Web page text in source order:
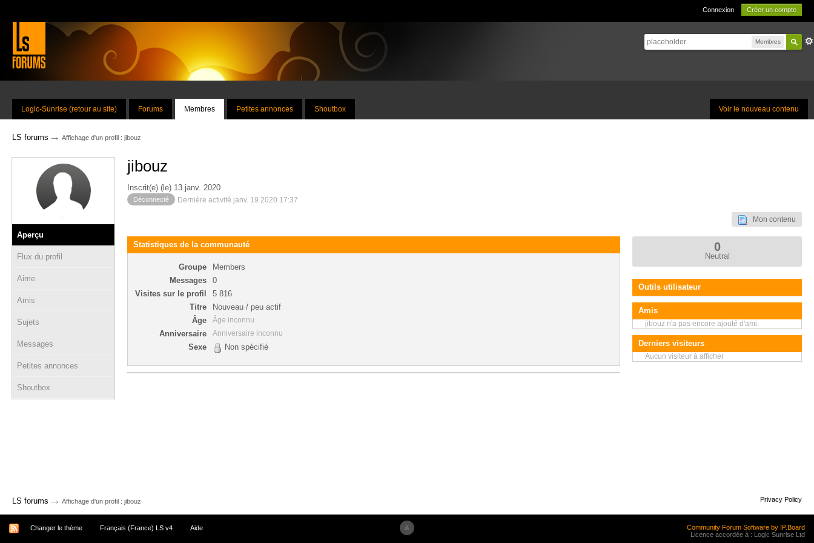
Connexion Créer un compte
Membres
Voir le nouveau contenu
Logic-Sunrise (retour au site) Forums Membres Petites annonces Shoutbox
LS forums → Affichage d'un profil : jibouz
Aperçu
Flux du profil
Aime
Amis
Sujets
Messages
Petites annonces
Shoutbox
jibouz
Inscrit(e) (le) 13 janv. 2020
Déconnecté Dernière activité janv. 19 2020 17:37
Mon contenu
Statistiques de la communauté
Groupe
Members
Messages
0
Visites sur le profil
5 816
Titre
Nouveau / peu actif
Âge
Âge inconnu
Anniversaire Anniversaire inconnu
Sexe Non spécifié
0
Neutral
Outils utilisateur
Amis
jibouz n'a pas encore ajouté d'ami.
Derniers visiteurs
Aucun visiteur à afficher
LS forums → Affichage d'un profil : jibouz Privacy Policy
Changer le thème Français (France) LS v4 Aide
Community Forum Software by IP.Board
Licence accordée à : Logic Sunrise Ltd